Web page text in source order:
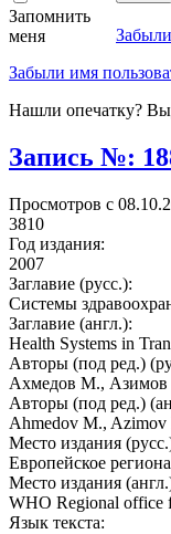
Запомнить
меня
Забыли имя
Нашли опечатку?
Запись №:
Просмотров с
3810
Год издания:
2007
Заглавие (русс.):
Системы
Заглавие (англ.):
Health Systems in
Авторы (под ред.)
Ахмедов М., Азимов
Авторы (под ред.)
Ahmedov M.,
Место издания
Европейское
Место издания
WHO Regional office
Язык текста: